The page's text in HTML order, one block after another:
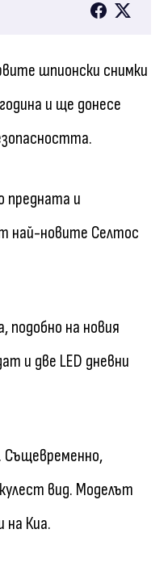
шпионски снимки
и ще донесе
предната и
най-новите Селтос
на новия
и две LED дневни
Същевременно,
вид. Моделът
на Киа.